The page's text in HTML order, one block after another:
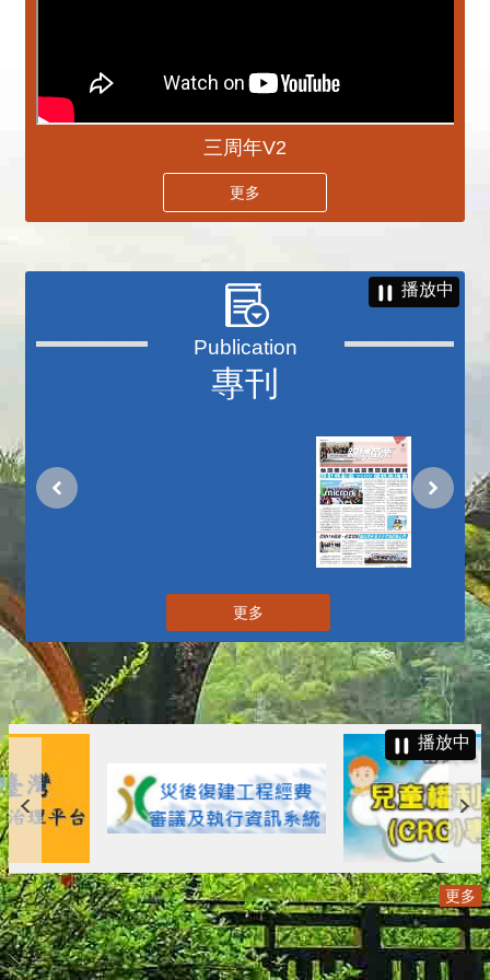
三周年V2
更多
專刊
播放中
更多
播放中
更多